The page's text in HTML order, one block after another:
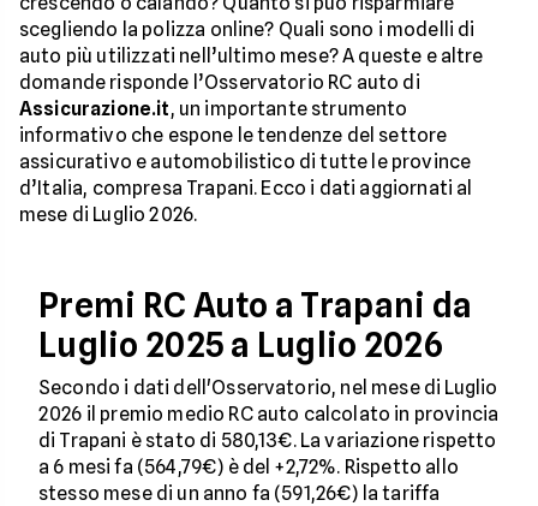
scegliendo la polizza online? Quali sono i modelli di
auto più utilizzati nell’ultimo mese? A queste e altre
domande risponde l’Osservatorio RC auto di
Assicurazione.it, un importante strumento
informativo che espone le tendenze del settore
assicurativo e automobilistico di tutte le province
d’Italia, compresa Trapani. Ecco i dati aggiornati al
mese di Luglio 2026.
Premi RC Auto a Trapani da
Luglio 2025 a Luglio 2026
Secondo i dati dell'Osservatorio, nel mese di Luglio
2026 il premio medio RC auto calcolato in provincia
di Trapani è stato di 580,13€. La variazione rispetto
a 6 mesi fa (564,79€) è del +2,72%. Rispetto allo
stesso mese di un anno fa (591,26€) la tariffa